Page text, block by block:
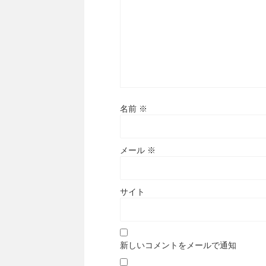
名前 ※
メール ※
サイト
新しいコメントをメールで通知